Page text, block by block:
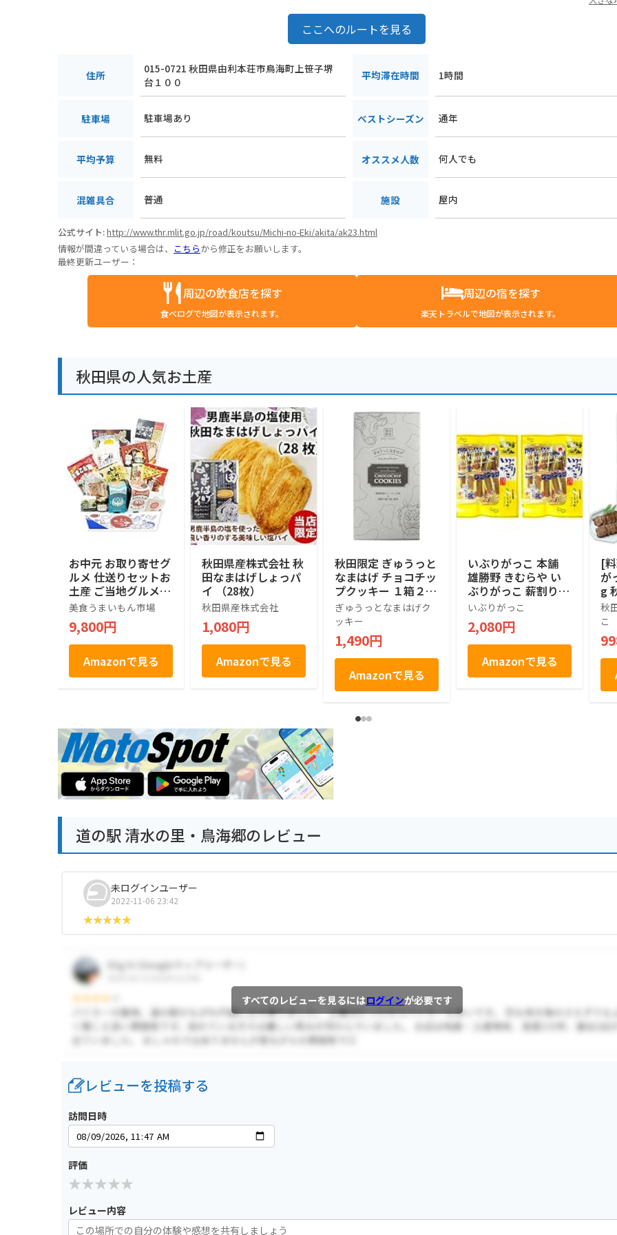
ここへのルートを見る
住所
015-0721 秋田県由利本荘市鳥海町上笹子堺
台１００
平均滞在時間 1時間
駐車場 駐車場あり ベストシーズン 通年
平均予算 無料 オススメ人数 何人でも
混雑具合 普通 施設 屋内
公式サイト:http://www.thr.mlit.go.jp/road/koutsu/Michi-no-Eki/akita/ak23.html
情報が間違っている場合は、 こちらから修正をお願いします。
最終更新ユーザー：
周辺の飲食店を探す
食べログで地図が表示されます。
周辺の宿を探す
楽天トラベルで地図が表示されます。
秋田県の人気お土産
お中元 お取り寄せグ
ルメ 仕送りセットお
土産 ご当地グルメ
ギフト ご当地小包便
(L, 秋田県)
美食うまいもん市場
9,800円
Amazonで見る
秋田県産株式会社 秋
田なまはげしょっパ
イ （28枚）
秋田県産株式会社
1,080円
Amazonで見る
秋田限定 ぎゅうっと
なまはげ チョコチッ
プクッキー １箱２０
枚入
ぎゅうっとなまはげク
ッキー
1,490円
Amazonで見る
いぶりがっこ 本舗
雄勝野 きむらや い
ぶりがっこ 薪割り
おつまみ 秋田産 燻
製 たくあん 個包装 8
0g 2袋
いぶりがっこ
2,080円
Amazonで見る
[
が
g
つ
大
加
秋
こ
道の駅 清水の里・鳥海郷のレビュー
未ログインユーザー
2022-11-06 23:42
すべてのレビューを見るにはログインが必要です
レビューを投稿する
訪問日時
評価
レビュー内容